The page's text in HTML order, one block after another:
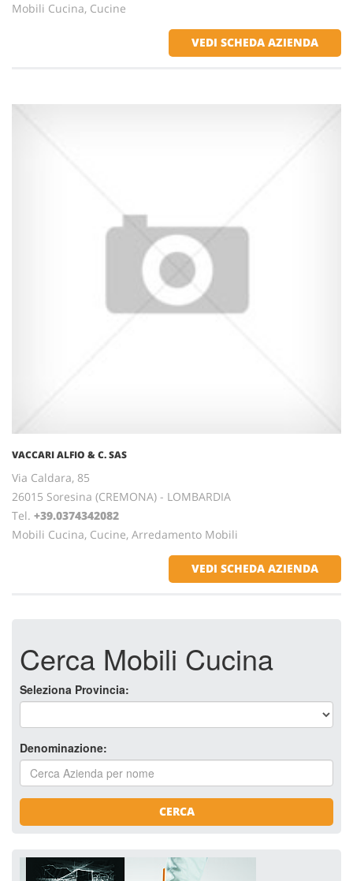
Mobili Cucina, Cucine
VEDI SCHEDA AZIENDA
VACCARI ALFIO & C. SAS
Via Caldara, 85
26015 Soresina (CREMONA) - LOMBARDIA
Tel. +39.0374342082
Mobili Cucina, Cucine, Arredamento Mobili
VEDI SCHEDA AZIENDA
Cerca Mobili Cucina
Seleziona Provincia:
Denominazione:
CERCA